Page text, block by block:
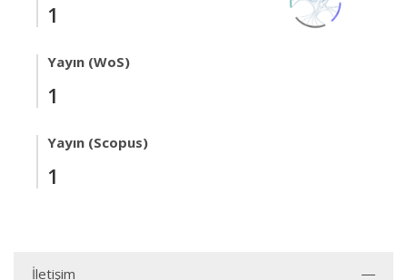
1
Yayın (WoS)
1
Yayın (Scopus)
1
İletişim